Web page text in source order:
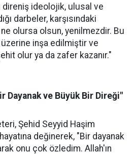
direniş ideolojik, ulusal ve
darbeler, karşısındaki
olursa olsun, yenilmezdir. Bu
inşa edilmiştir ve
olur ya da zafer kazanır."
Dayanak ve Büyük Bir Direği"
Şehid Seyyid Haşim
değinerek, "Bir dayanak
onu çok özledim. Allah'ın